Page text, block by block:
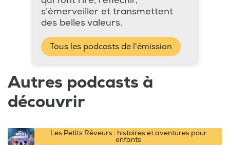
s’émerveiller et transmettent
des belles valeurs.
Tous les podcasts de l'émission
Autres podcasts à
découvrir
Les Petits Rêveurs : histoires et aventures pour
enfants